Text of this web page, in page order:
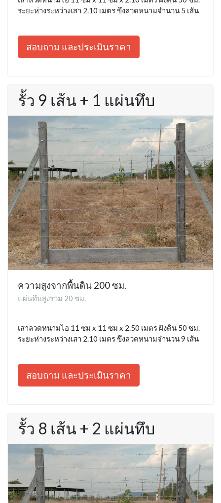
ระยะห่างระหว่างเสา 2.10 เมตร ขึงลวดหนามจำนวน 5 เส้น
สอบถาม และประเมินราคา
รั้ว 9 เส้น + 1 แผ่นทึบ
ความสูงจากพื้นดิน 200 ซม.
แผ่นทึบสูงรวม 20 ซม.
เสาลวดหนามไอ 11 ซม x 11 ซม x 2.50 เมตร ฝังดิน 50 ซม.
ระยะห่างระหว่างเสา 2.10 เมตร ขึงลวดหนามจำนวน 9 เส้น
สอบถาม และประเมินราคา
รั้ว 8 เส้น + 2 แผ่นทึบ